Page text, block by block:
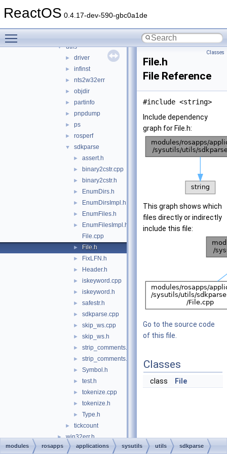
ReactOS 0.4.17-dev-590-gbc0a1de
► screenshot
▼ utils
► driver
► infinst
► nts2w32err
► objdir
► partinfo
► pnpdump
► ps
► rosperf
▼ sdkparse
► assert.h
► binary2cstr.cpp
► binary2cstr.h
► EnumDirs.h
► EnumDirsImpl.h
► EnumFiles.h
►
EnumFilesImpl.h
File.cpp
► File.h
► FixLFN.h
► Header.h
► iskeyword.cpp
► iskeyword.h
► safestr.h
► sdkparse.cpp
► skip_ws.cpp
► skip_ws.h
► strip_comments.cpp
► strip_comments.h
► Symbol.h
► test.h
► tokenize.cpp
► tokenize.h
► Type.h
► tickcount
► win32err.h
► wmain.c
Classes
File.h
File Reference
#include <string>
Include dependency
graph for File.h:
This graph shows which
files directly or indirectly
include this file:
Go to the source code
of this file.
Classes
class File
modules rosapps applications sysutils utils sdkparse